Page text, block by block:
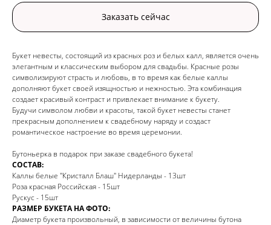
Заказать сейчас
Букет невесты, состоящий из красных роз и белых калл, является очень
элегантным и классическим выбором для свадьбы. Красные розы
символизируют страсть и любовь, в то время как белые каллы
дополняют букет своей изящностью и нежностью. Эта комбинация
создает красивый контраст и привлекает внимание к букету.
Будучи символом любви и красоты, такой букет невесты станет
прекрасным дополнением к свадебному наряду и создаст
романтическое настроение во время церемонии.
Бутоньерка в подарок при заказе свадебного букета!
СОСТАВ:
Каллы белые "Кристалл Блаш" Нидерланды - 13шт
Роза красная Российская - 15шт
Рускус - 15шт
РАЗМЕР БУКЕТА НА ФОТО:
Диаметр букета произвольный, в зависимости от величины бутона